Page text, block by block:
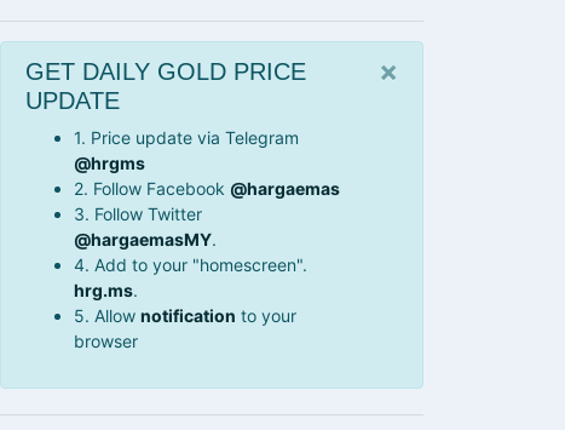
×
GET DAILY GOLD PRICE
UPDATE
1. Price update via Telegram
@hrgms
2. Follow Facebook @hargaemas
3. Follow Twitter
@hargaemasMY.
4. Add to your "homescreen".
hrg.ms.
5. Allow notification to your
browser